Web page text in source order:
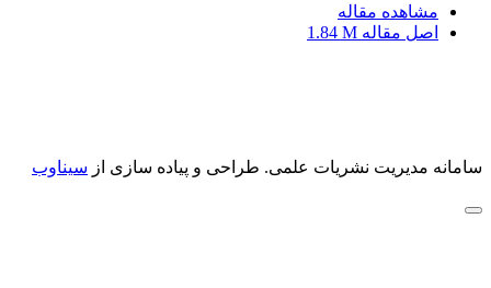
مشاهده مقاله
اصل مقاله 1.84 M
سامانه مدیریت نشریات علمی. طراحی و پیاده سازی از سیناوب